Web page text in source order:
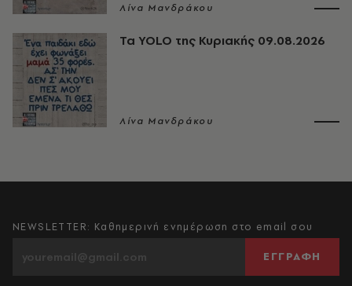
Λίνα Μανδράκου
Τα YOLO της Κυριακής 09.08.2026
Λίνα Μανδράκου
NEWSLETTER: Καθημερινή ενημέρωση στο email σου
ΕΓΓΡΑΦΗ